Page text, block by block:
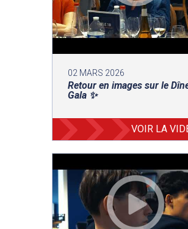
02 MARS 2026
Retour en images sur le
Gala ✨
VOIR LA